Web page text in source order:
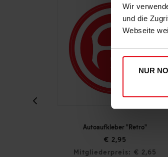
Wir
und die
Webseite
NUR
Autoaufkleber "Retro"
€ 2,95
Mitgliederpreis: € 2,65